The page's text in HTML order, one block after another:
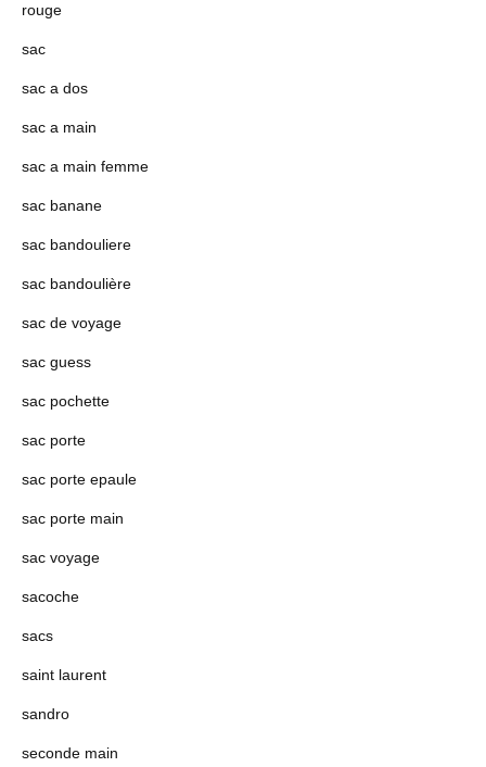
rouge
sac
sac a dos
sac a main
sac a main femme
sac banane
sac bandouliere
sac bandoulière
sac de voyage
sac guess
sac pochette
sac porte
sac porte epaule
sac porte main
sac voyage
sacoche
sacs
saint laurent
sandro
seconde main